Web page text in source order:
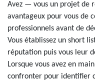
Avez — vous un projet de
avantageux pour vous de
professionnels avant de
Vous établissez un short
réputation puis vous leur
Lorsque vous avez en
confronter pour identifier